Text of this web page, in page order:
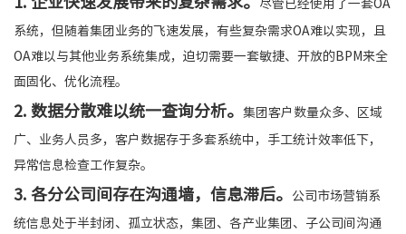
尽管已经使用了一套OA
系统，但随着集团业务的飞速发展，有些复杂需求OA难以实现，且
OA难以与其他业务系统集成，迫切需要一套敏捷、开放的BPM来全
面固化、优化流程。
2. 数据分散难以统一查询分析。 集团客户数量众多、区域
广、业务人员多，客户数据存于多套系统中，手工统计效率低下，
异常信息检查工作复杂。
3. 各分公司间存在沟通墙，信息滞后。 公司市场营销系
统信息处于半封闭、孤立状态，集团、各产业集团、子公司间沟通